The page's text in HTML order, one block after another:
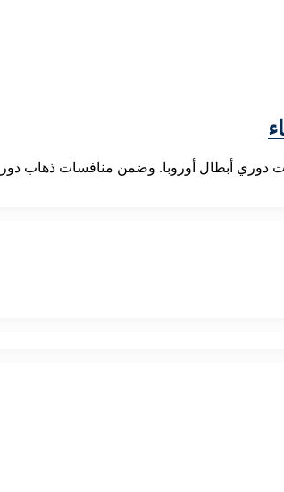
دوري أبطال أوروبا. وضمن منافسات ذهاب دور